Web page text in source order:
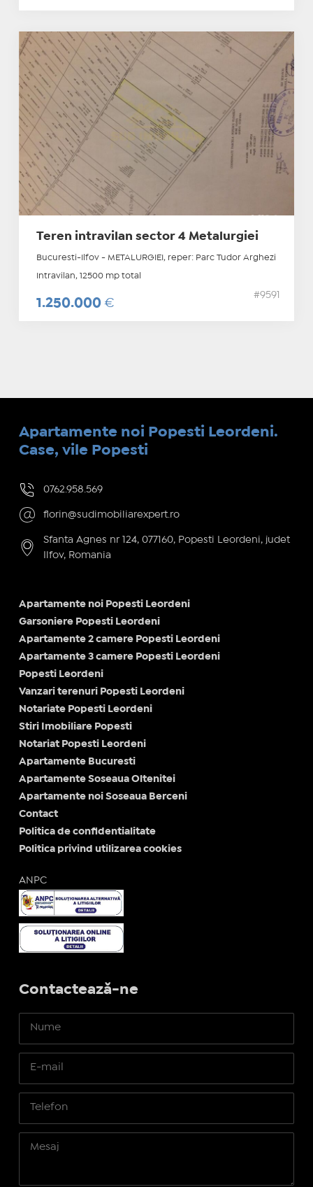
Teren intravilan sector 4 Metalurgiei
Bucuresti-Ilfov - METALURGIEI, reper: Parc Tudor Arghezi
Intravilan, 12500 mp total
1.250.000 €
#9591
Apartamente noi Popesti Leordeni.
Case, vile Popesti
0762.958.569
florin@sudimobiliarexpert.ro
Sfanta Agnes nr 124, 077160, Popesti Leordeni, judet
Ilfov, Romania
Apartamente noi Popesti Leordeni
Garsoniere Popesti Leordeni
Apartamente 2 camere Popesti Leordeni
Apartamente 3 camere Popesti Leordeni
Popesti Leordeni
Vanzari terenuri Popesti Leordeni
Notariate Popesti Leordeni
Stiri Imobiliare Popesti
Notariat Popesti Leordeni
Apartamente Bucuresti
Apartamente Soseaua Oltenitei
Apartamente noi Soseaua Berceni
Contact
Politica de confidentialitate
Politica privind utilizarea cookies
ANPC
Contactează-ne